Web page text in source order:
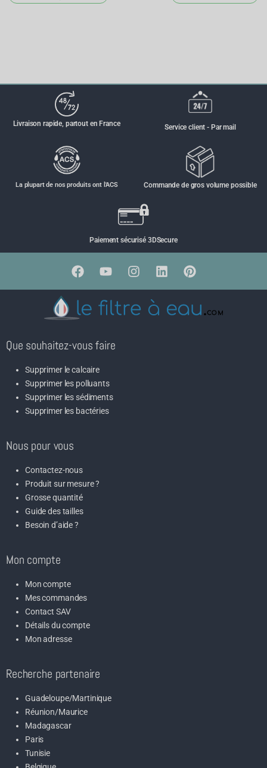
Livraison rapide, partout en France Service client - Par mail
La plupart de nos produits ont l'ACS Commande de gros volume possible
Paiement sécurisé 3DSecure
Que souhaitez-vous faire
Supprimer le calcaire
Supprimer les polluants
Supprimer les sédiments
Supprimer les bactéries
Nous pour vous
Contactez-nous
Produit sur mesure ?
Grosse quantité
Guide des tailles
Besoin d’aide ?
Mon compte
Mon compte
Mes commandes
Contact SAV
Détails du compte
Mon adresse
Recherche partenaire
Guadeloupe/Martinique
Réunion/Maurice
Madagascar
Paris
Tunisie